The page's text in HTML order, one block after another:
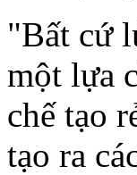
"Bất cứ
một lựa
chế tạo
tạo ra